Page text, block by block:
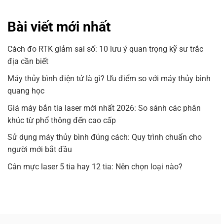
Bài viết mới nhất
Cách đo RTK giảm sai số: 10 lưu ý quan trọng kỹ sư trắc
địa cần biết
Máy thủy bình điện tử là gì? Ưu điểm so với máy thủy bình
quang học
Giá máy bắn tia laser mới nhất 2026: So sánh các phân
khúc từ phổ thông đến cao cấp
Sử dụng máy thủy bình đúng cách: Quy trình chuẩn cho
người mới bắt đầu
Cân mực laser 5 tia hay 12 tia: Nên chọn loại nào?